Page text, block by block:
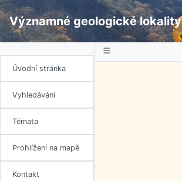
Významné geologické lokality
Úvodní stránka
Vyhledávání
Témata
Prohlížení na mapě
Kontakt